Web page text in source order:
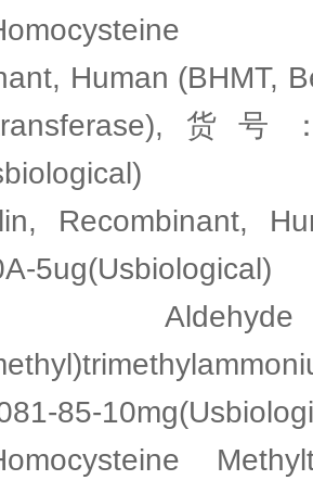
Homocysteine
Human (BHMT,
货号
Recombinant,
5ug(Usbiological)
85-